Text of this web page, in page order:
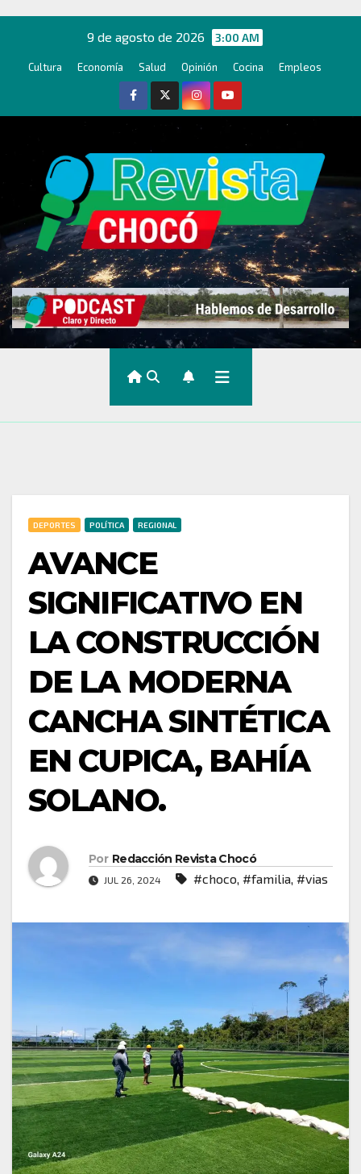
contenido
9 de agosto de 2026 3:00 AM
Cultura Economía Salud Opinión Cocina Empleos
DEPORTES POLÍTICA REGIONAL
AVANCE
SIGNIFICATIVO EN
LA CONSTRUCCIÓN
DE LA MODERNA
CANCHA SINTÉTICA
EN CUPICA, BAHÍA
SOLANO.
Por Redacción Revista Chocó
JUL 26, 2024 #choco, #familia, #vias